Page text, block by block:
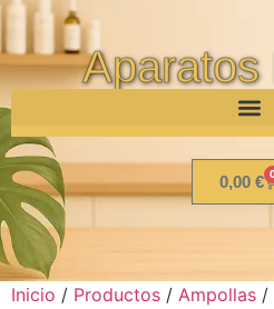
Aparatos
0,00 € 0
Inicio / Productos / Ampollas /